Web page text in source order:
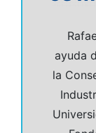
ayuda
la